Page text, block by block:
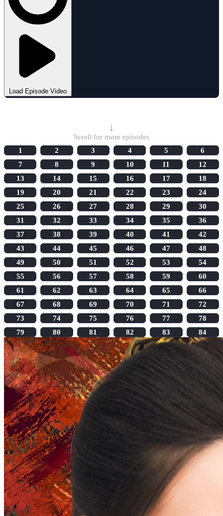
Load Episode Video
↓
Scroll for more episodes
1
2 3 4 5
6
7
8 9 10 11
12
13
14 15 16 17
18
19
20 21 22 23
24
25
26 27 28 29
30
31
32 33 34 35
36
37
38 39 40 41
42
43
44 45 46 47
48
49
50 51 52 53
54
55
56 57 58 59
60
61
62 63 64 65
66
67
68 69 70 71
72
73
74 75 76 77
78
79
80 81 82 83 84